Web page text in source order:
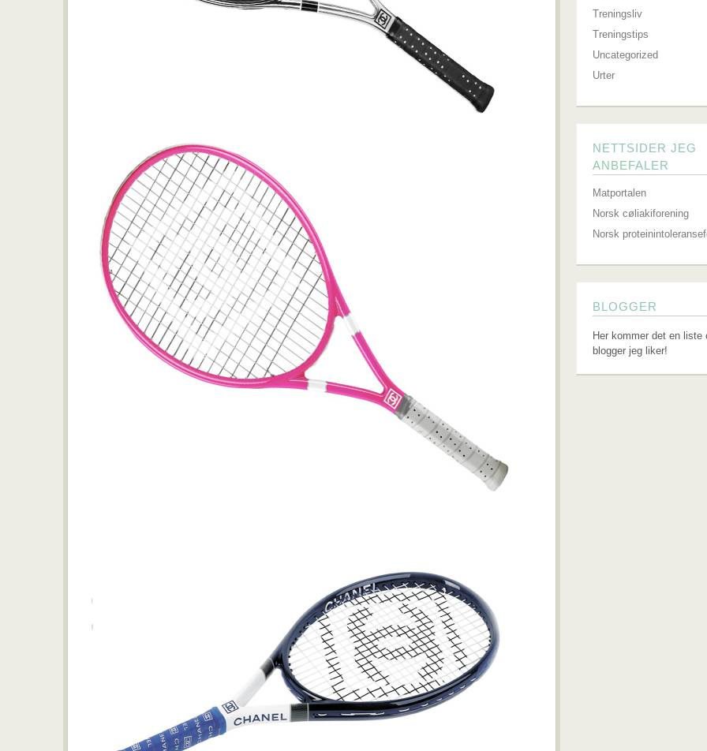
Treningsliv
Treningstips
Uncategorized
Urter
NETTSIDER JEG
ANBEFALER
Matportalen
Norsk cøliakiforening
Norsk
BLOGGER
Her kommer det en liste
blogger jeg liker!